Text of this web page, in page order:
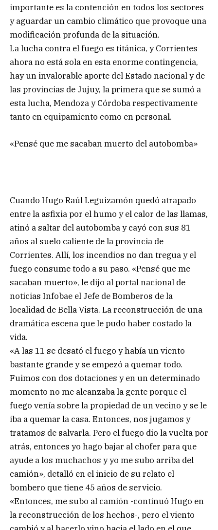
importante es la contención en todos los sectores
y aguardar un cambio climático que provoque una
modificación profunda de la situación.
La lucha contra el fuego es titánica, y Corrientes
ahora no está sola en esta enorme contingencia,
hay un invalorable aporte del Estado nacional y de
las provincias de Jujuy, la primera que se sumó a
esta lucha, Mendoza y Córdoba respectivamente
tanto en equipamiento como en personal.
«Pensé que me sacaban muerto del autobomba»
Cuando Hugo Raúl Leguizamón quedó atrapado
entre la asfixia por el humo y el calor de las llamas,
atinó a saltar del autobomba y cayó con sus 81
años al suelo caliente de la provincia de
Corrientes. Allí, los incendios no dan tregua y el
fuego consume todo a su paso. «Pensé que me
sacaban muerto», le dijo al portal nacional de
noticias Infobae el Jefe de Bomberos de la
localidad de Bella Vista. La reconstrucción de una
dramática escena que le pudo haber costado la
vida.
«A las 11 se desató el fuego y había un viento
bastante grande y se empezó a quemar todo.
Fuimos con dos dotaciones y en un determinado
momento no me alcanzaba la gente porque el
fuego venía sobre la propiedad de un vecino y se le
iba a quemar la casa. Entonces, nos jugamos y
tratamos de salvarla. Pero el fuego dio la vuelta por
atrás, entonces yo hago bajar al chofer para que
ayude a los muchachos y yo me subo arriba del
camión», detalló en el inicio de su relato el
bombero que tiene 45 años de servicio.
«Entonces, me subo al camión -continuó Hugo en
la reconstrucción de los hechos-, pero el viento